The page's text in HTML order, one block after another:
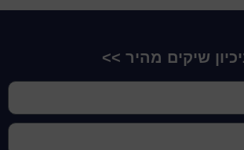
שיקים מהיר >>